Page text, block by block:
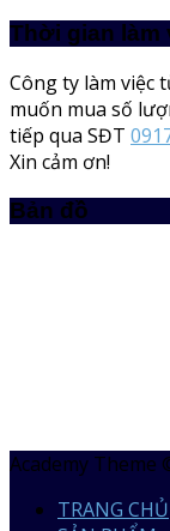
Thời gian làm
Công ty làm việc
muốn mua số
tiếp qua SĐT
Xin cảm ơn!
Bản đồ
Academy Theme
TRANG CHỦ